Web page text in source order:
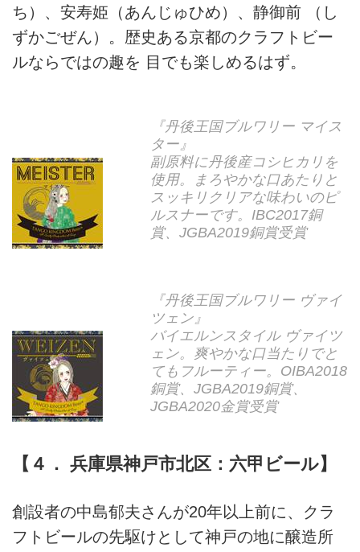
ち）、安寿姫（あんじゅひめ）、静御前 （し
ずかごぜん）。歴史ある京都のクラフトビー
ルならではの趣を 目でも楽しめるはず。
『丹後王国ブルワリー マイス
ター』
副原料に丹後産コシヒカリを
使用。まろやかな口あたりと
スッキリクリアな味わいのピ
ルスナーです。IBC2017銅
賞、JGBA2019銅賞受賞
『丹後王国ブルワリー ヴァイ
ツェン』
バイエルンスタイル ヴァイツ
ェン。爽やかな口当たりでと
てもフルーティー。OIBA2018
銅賞、JGBA2019銅賞、
JGBA2020金賞受賞
【４． 兵庫県神戸市北区：六甲ビール】
創設者の中島郁夫さんが20年以上前に、クラ
フトビールの先駆けとして神戸の地に醸造所